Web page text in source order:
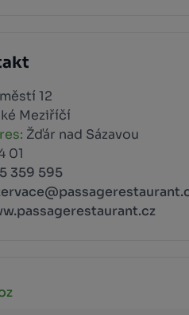
12
Meziříčí
Žďár nad Sázavou
01
359 595